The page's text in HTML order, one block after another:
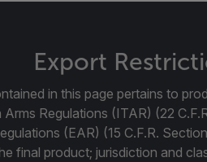
Export
in this page pertains to
Regulations (ITAR) (22
(EAR) (15 C.F.R.
final product; jurisdiction and